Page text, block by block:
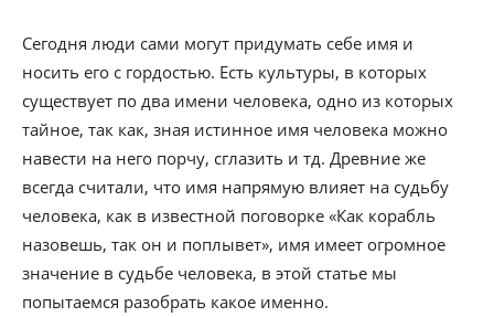
Сегодня люди сами могут придумать себе имя и
носить его с гордостью. Есть культуры, в которых
существует по два имени человека, одно из которых
тайное, так как, зная истинное имя человека можно
навести на него порчу, сглазить и тд. Древние же
всегда считали, что имя напрямую влияет на судьбу
человека, как в известной поговорке «Как корабль
назовешь, так он и поплывет», имя имеет огромное
значение в судьбе человека, в этой статье мы
попытаемся разобрать какое именно.